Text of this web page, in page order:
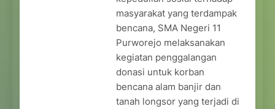
masyarakat yang terdampak
bencana, SMA Negeri 11
Purworejo melaksanakan
kegiatan penggalangan
donasi untuk korban
bencana alam banjir dan
tanah longsor yang terjadi di